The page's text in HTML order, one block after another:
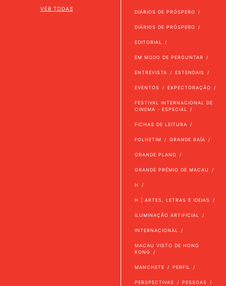
VER TODAS
DIÁRIOS DE PRÓSPERO
DIÁRIOS DE PRÓSPERO
EDITORIAL
EM MODO DE PERGUNTAR
ENTREVISTA ESTENDAIS
EVENTOS EXPECTORAÇÃO
FESTIVAL INTERNACIONAL DE
CINEMA - ESPECIAL
FICHAS DE LEITURA
FOLHETIM GRANDE BAÍA
GRANDE PLANO
GRANDE PRÉMIO DE MACAU
H
H | ARTES, LETRAS E IDEIAS
ILUMINAÇÃO ARTIFICIAL
INTERNACIONAL
MACAU VISTO DE HONG
KONG
MANCHETE PERFIL
PERSPECTIVAS PESSOAS